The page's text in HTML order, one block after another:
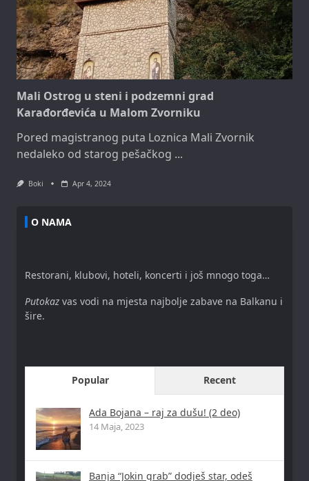
Mali Ostrog u steni i podzemni grad
Karađorđevića u Malom Zvorniku
Pored magistranog puta Loznica Mali Zvornik
nedaleko od starog pešačkog ...
Boki Apr 4, 2024
O NAMA
Restorani, klubovi, hoteli, koncerti i još mnogo toga…
Putokaz vas vodi na mjesta najbolje zabave na Balkanu i
šire.
Popular Recent
Ada Bojana – raj za dušu! (2 deo)
14 Maja, 2023
Banja “Jokin grab” dodješ star, odeš